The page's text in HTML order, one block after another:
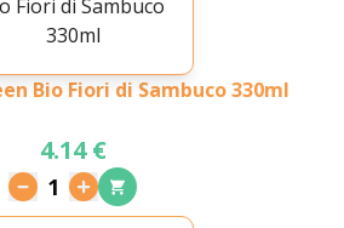
Bio Fiori di Sambuco 330ml
4.14 €
1